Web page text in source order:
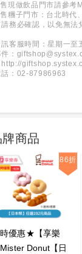
現做飲品門市請參考
糰子門市：台北時代
務必確認，以免無法
客服時間：星期一至
件：
http://
話：02-87986963
牌商品
86折
優惠★【享樂
Donut【日